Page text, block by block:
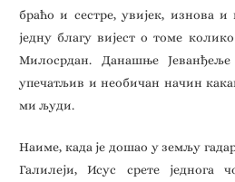
браћо и сестре, увијек, изнова
једну благу вијест о томе
Милосрдан. Данашње
упечатљив и необичан начин
ми људи.
Наиме, када је дошао у земљу
Галилеји, Исус срете једнога